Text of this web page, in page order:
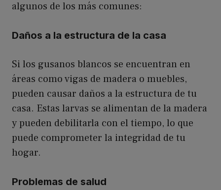
algunos de los más comunes:
Daños a la estructura de la casa
Si los gusanos blancos se encuentran en
áreas como vigas de madera o muebles,
pueden causar daños a la estructura de tu
casa. Estas larvas se alimentan de la madera
y pueden debilitarla con el tiempo, lo que
puede comprometer la integridad de tu
hogar.
Problemas de salud